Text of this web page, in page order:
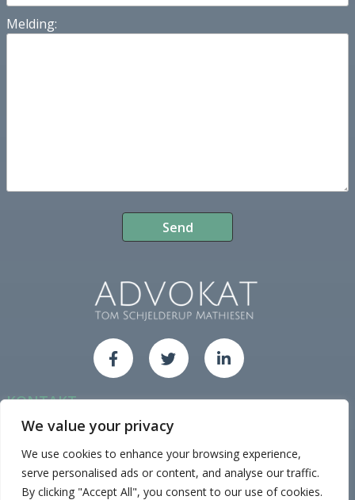
We value your privacy
We use cookies to enhance your browsing experience,
serve personalised ads or content, and analyse our traffic.
By clicking "Accept All", you consent to our use of cookies.
Melding:
KONTAKT
Org.nr: 989 729 810
Tlf: 928 94 114
Adr: Gamle Sørhaugen 4, 1767 Halden.